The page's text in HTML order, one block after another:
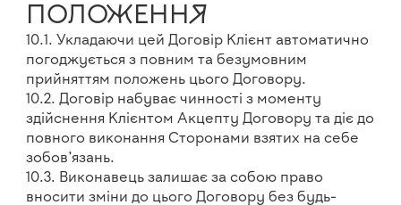
ПОЛОЖЕННЯ
10.1. Укладаючи цей Договір Клієнт автоматично
погоджується з повним та безумовним
прийняттям положень цього Договору.
10.2. Договір набуває чинності з моменту
здійснення Клієнтом Акцепту Договору та діє до
повного виконання Сторонами взятих на себе
зобов’язань.
10.3. Виконавець залишає за собою право
вносити зміни до цього Договору без будь-